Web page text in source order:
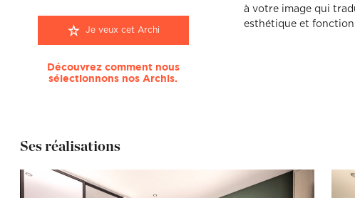
à votre image qui
esthétique et
Je veux cet Archi
Découvrez comment nous
sélectionnons nos Archis.
Ses réalisations